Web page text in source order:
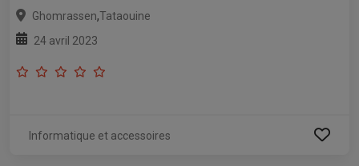
Ghomrassen,Tataouine
24 avril 2023
Informatique et accessoires